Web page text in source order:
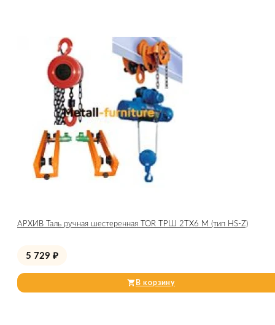
АРХИВ Таль ручная шестеренная TOR ТРШ 2ТХ6 М (тип HS-Z)
5 729 ₽
В корзину